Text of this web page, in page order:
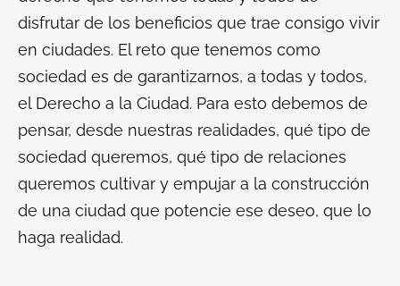
disfrutar de los beneficios que trae consigo vivir
en ciudades. El reto que tenemos como
sociedad es de garantizarnos, a todas y todos,
el Derecho a la Ciudad. Para esto debemos de
pensar, desde nuestras realidades, qué tipo de
sociedad queremos, qué tipo de relaciones
queremos cultivar y empujar a la construcción
de una ciudad que potencie ese deseo, que lo
haga realidad.